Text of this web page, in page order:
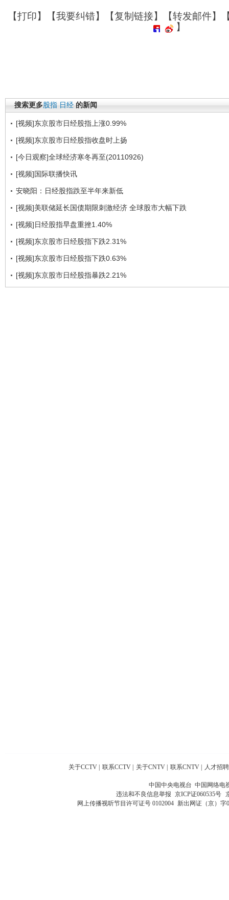
【打印】【我要纠错】【复制链接】【转发邮件】
】
搜索更多股指 日经 的新闻
[视频]东京股市日经股指上涨0.99%
[视频]东京股市日经股指收盘时上扬
[今日观察]全球经济寒冬再至(20110926)
[视频]国际联播快讯
安晓阳：日经股指跌至半年来新低
[视频]美联储延长国债期限刺激经济 全球股市大幅下跌
[视频]日经股指早盘重挫1.40%
[视频]东京股市日经股指下跌2.31%
[视频]东京股市日经股指下跌0.63%
[视频]东京股市日经股指暴跌2.21%
关于CCTV 联系CCTV 关于CNTV 联系CNTV 人才招聘
中国中央电视台 中国网络电
违法和不良信息举报 京ICP证060535号
网上传播视听节目许可证号 0102004 新出网证（京）